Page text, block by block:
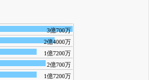
3億700万
2億4000万
1億7200万
2億700万
1億7200万